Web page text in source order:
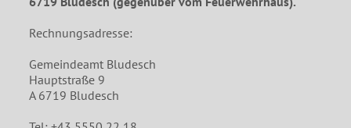
Rechnungsadresse:
Gemeindeamt Bludesch
Hauptstraße 9
A 6719 Bludesch